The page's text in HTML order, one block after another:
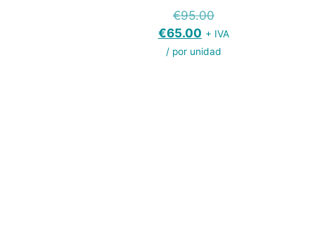
€95.00
€65.00 + IVA
/ por unidad